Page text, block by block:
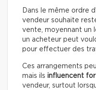
Dans le même ordre
vendeur souhaite
vente, moyennant un
un acheteur peut
pour effectuer des
Ces arrangements
mais ils influencent
vendeur, surtout